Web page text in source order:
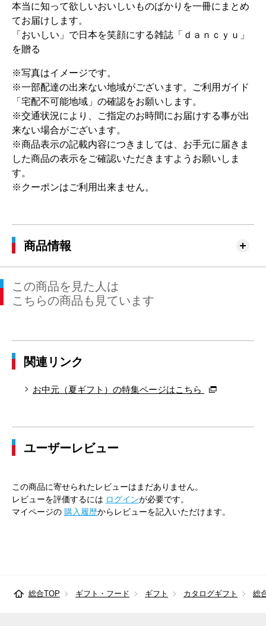
本当に知って欲しいおいしいものばかりを一冊にまとめ
てお届けします。
「おいしい」で日本を笑顔にする雑誌「ｄａｎｃｙｕ」
を贈る
※写真はイメージです。
※一部配達の出来ない地域がございます。ご利用ガイド
「宅配不可能地域」の確認をお願いします。
※交通状況により、ご指定のお時間にお届けする事が出
来ない場合がございます。
※商品表示の記載内容につきましては、お手元に届きま
した商品の表示をご確認いただきますようお願いしま
す。
※クーポンはご利用出来ません。
商品情報
この商品を見た人は
こちらの商品も見ています
関連リンク
お中元（夏ギフト）の特集ページはこちら
ユーザーレビュー
この商品に寄せられたレビューはまだありません。
レビューを評価するには ログインが必要です。
マイページの 購入履歴からレビューを記入いただけます。
総合TOP ギフト・フード ギフト カタログギフト 総